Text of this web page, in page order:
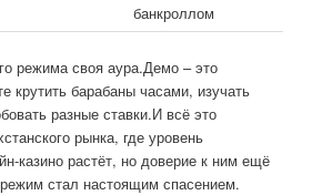
банкроллом
режима своя аура.Демо – это
крутить барабаны часами, изучать
разные ставки.И всё это
рынка, где уровень
казино растёт, но доверие к ним ещё
стал настоящим спасением.